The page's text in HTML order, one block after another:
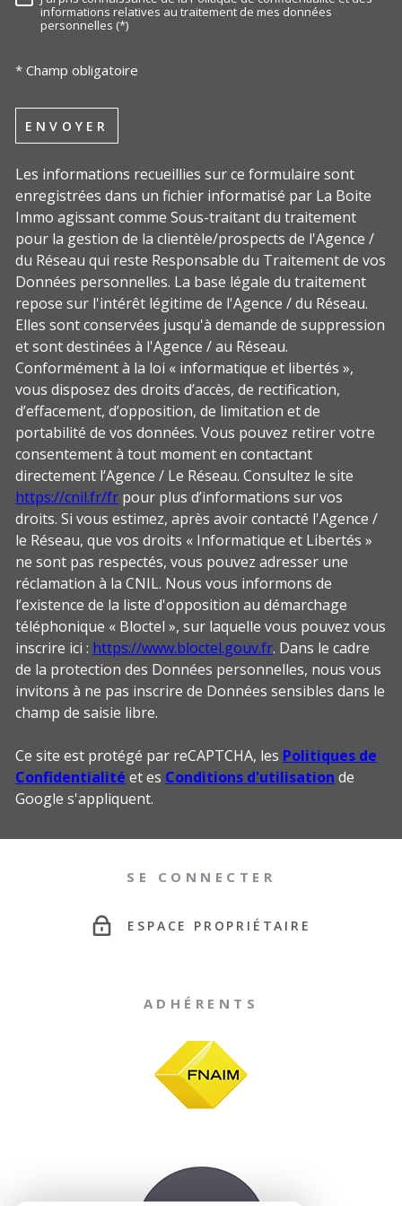
informations relatives au traitement de mes données
personnelles (*)
* Champ obligatoire
ENVOYER
Les informations recueillies sur ce formulaire sont
enregistrées dans un fichier informatisé par La Boite
Immo agissant comme Sous-traitant du traitement
pour la gestion de la clientèle/prospects de l'Agence /
du Réseau qui reste Responsable du Traitement de vos
Données personnelles. La base légale du traitement
repose sur l'intérêt légitime de l'Agence / du Réseau.
Elles sont conservées jusqu'à demande de suppression
et sont destinées à l'Agence / au Réseau.
Conformément à la loi « informatique et libertés »,
vous disposez des droits d’accès, de rectification,
d’effacement, d’opposition, de limitation et de
portabilité de vos données. Vous pouvez retirer votre
consentement à tout moment en contactant
directement l’Agence / Le Réseau. Consultez le site
https://cnil.fr/fr pour plus d’informations sur vos
droits. Si vous estimez, après avoir contacté l'Agence /
le Réseau, que vos droits « Informatique et Libertés »
ne sont pas respectés, vous pouvez adresser une
réclamation à la CNIL. Nous vous informons de
l’existence de la liste d'opposition au démarchage
téléphonique « Bloctel », sur laquelle vous pouvez vous
inscrire ici : https://www.bloctel.gouv.fr. Dans le cadre
de la protection des Données personnelles, nous vous
invitons à ne pas inscrire de Données sensibles dans le
champ de saisie libre.
Ce site est protégé par reCAPTCHA, les Politiques de
Confidentialité et es Conditions d'utilisation de
Google s'appliquent.
SE CONNECTER
ESPACE PROPRIÉTAIRE
ADHÉRENTS